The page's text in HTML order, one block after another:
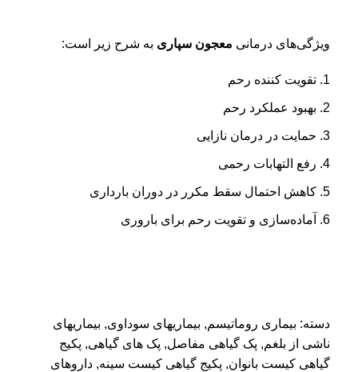
ویژگی‌های درمانی معجون سپاری به شرح زیر است:
تقویت کننده رحم
بهبود عملکرد رحم
حمایت در درمان نازایی
رفع التهابات رحمی
کاهش احتمال سقط مکرر در دوران بارداری
آماده‌سازی و تقویت رحم برای باروری
دسته: بیماری روماتیسم, بیماریهای سوداوی, بیماریهای
ناشی از بلغم, پک گیاهی مفاصل, پک های گیاهی, پکیج
گیاهی کیست بانوان, پکیج گیاهی کیست سینه, داروهای